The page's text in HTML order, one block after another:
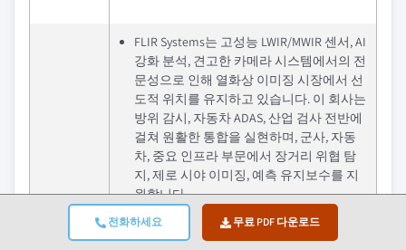
전화하세요 무료 PDF 다운로드
FLIR Systems는 고성능 LWIR/MWIR 센서, AI
강화 분석, 견고한 카메라 시스템에서의 전
문성으로 인해 열화상 이미징 시장에서 선
도적 위치를 유지하고 있습니다. 이 회사는
방위 감시, 자동차 ADAS, 산업 검사 전반에
걸쳐 원활한 통합을 실현하며, 군사, 자동
차, 중요 인프라 부문에서 장거리 위협 탐
지, 제로 시야 이미징, 예측 유지보수를 지
원합니다.
Fluke Corporation은 정밀 열 측정, 견고한
휴대용 카메라, 산업 진단 솔루션에서의 고